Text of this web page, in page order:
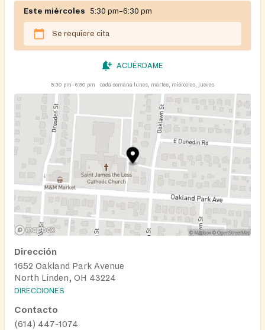
Este miércoles 5:30 pm–6:30 pm
Se requiere cita
ACUÉRDAME
5:30 pm–6:30 pm cada semana lunes, martes, miércoles, jueves
Dirección
1652 Oakland Park Avenue
North Linden, OH 43224
DIRECCIONES
Contacto
(614) 447-1074